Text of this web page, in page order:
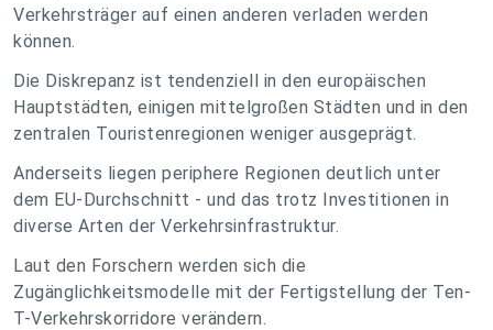
Verkehrsträger auf einen anderen verladen werden
können.
Die Diskrepanz ist tendenziell in den europäischen
Hauptstädten, einigen mittelgroßen Städten und in den
zentralen Touristenregionen weniger ausgeprägt.
Anderseits liegen periphere Regionen deutlich unter
dem EU-Durchschnitt - und das trotz Investitionen in
diverse Arten der Verkehrsinfrastruktur.
Laut den Forschern werden sich die
Zugänglichkeitsmodelle mit der Fertigstellung der Ten-
T-Verkehrskorridore verändern.